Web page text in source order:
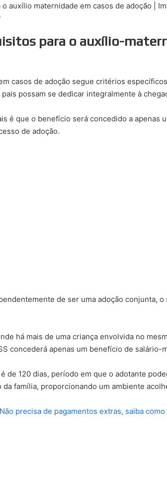
auxílio maternidade em casos de adoção |
para o auxílio-
casos de adoção segue critérios
possam se dedicar integralmente à
é que o benefício será concedido a apenas
de adoção.
de ser uma adoção conjunta,
há mais de uma criança envolvida no
concederá apenas um benefício de salário-
de 120 dias, período em que o adotante
família, proporcionando um ambiente
Não precisa de pagamentos extras, saiba